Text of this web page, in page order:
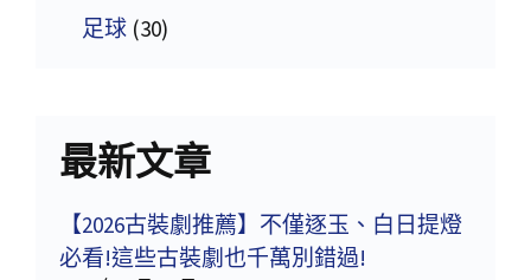
足球 (30)
最新文章
【2026古裝劇推薦】不僅逐玉、白日提燈
必看!這些古裝劇也千萬別錯過!